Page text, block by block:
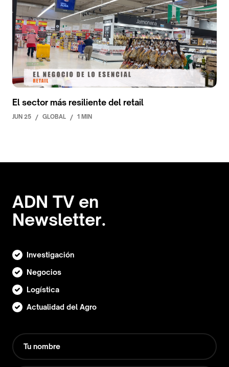
El sector más resiliente del retail
JUN 25 / GLOBAL / 1 MIN
ADN TV en
Newsletter.
Investigación
Negocios
Logística
Actualidad del Agro